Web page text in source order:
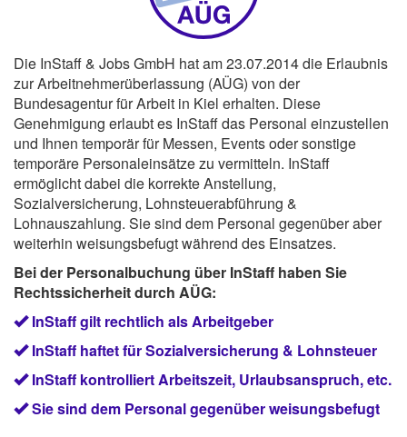
Die InStaff & Jobs GmbH hat am 23.07.2014 die Erlaubnis
zur Arbeitnehmerüberlassung (AÜG) von der
Bundesagentur für Arbeit in Kiel erhalten. Diese
Genehmigung erlaubt es InStaff das Personal einzustellen
und Ihnen temporär für Messen, Events oder sonstige
temporäre Personaleinsätze zu vermitteln. InStaff
ermöglicht dabei die korrekte Anstellung,
Sozialversicherung, Lohnsteuerabführung &
Lohnauszahlung. Sie sind dem Personal gegenüber aber
weiterhin weisungsbefugt während des Einsatzes.
Bei der Personalbuchung über InStaff haben Sie
Rechtssicherheit durch AÜG:
InStaff gilt rechtlich als Arbeitgeber
InStaff haftet für Sozialversicherung & Lohnsteuer
InStaff kontrolliert Arbeitszeit, Urlaubsanspruch, etc.
Sie sind dem Personal gegenüber weisungsbefugt